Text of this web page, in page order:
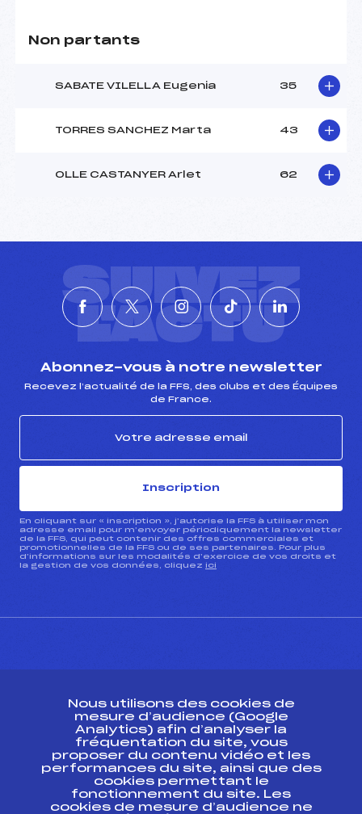
Non partants
SABATE VILELLA Eugenia 35
TORRES SANCHEZ Marta 43
OLLE CASTANYER Arlet 62
SUIVEZ
L'ACTU
Abonnez-vous à notre newsletter
Recevez l’actualité de la FFS, des clubs et des Équipes
de France.
Inscription
En cliquant sur « inscription », j’autorise la FFS à utiliser mon
adresse email pour m’envoyer périodiquement la newsletter
de la FFS, qui peut contenir des offres commerciales et
promotionnelles de la FFS ou de ses partenaires. Pour plus
d’informations sur les modalités d’exercice de vos droits et
la gestion de vos données, cliquez ici
Ressources
Pass’Neige
Projet sportif fédéral
Projet de performance fédéral
Nous utilisons des cookies de
mesure d’audience (Google
Analytics) afin d’analyser la
fréquentation du site, vous
proposer du contenu vidéo et les
performances du site, ainsi que des
cookies permettant le
fonctionnement du site. Les
cookies de mesure d’audience ne